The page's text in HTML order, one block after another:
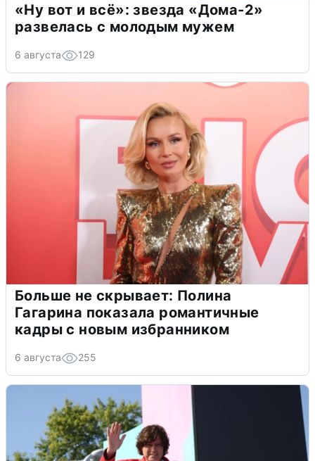
«Ну вот и всё»: звезда «Дома-2»
развелась с молодым мужем
6 августа 129
Больше не скрывает: Полина
Гагарина показала романтичные
кадры с новым избранником
6 августа 255